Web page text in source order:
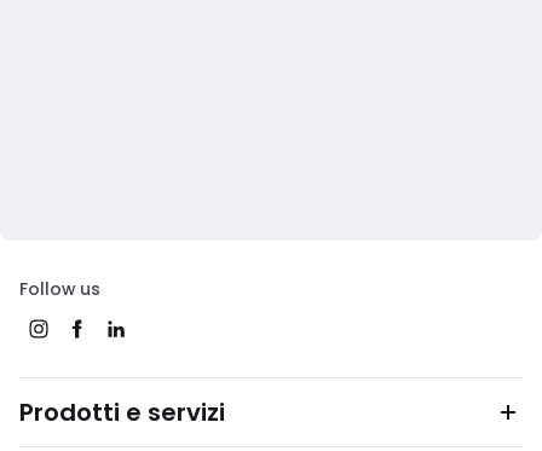
Follow us
Prodotti e servizi